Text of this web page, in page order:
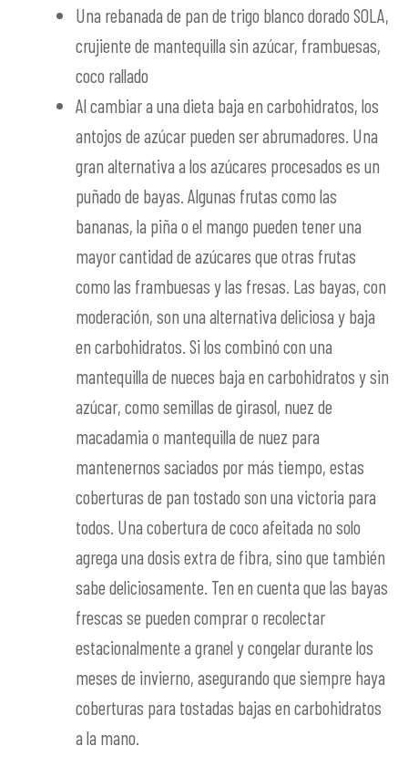
Una rebanada de pan de trigo blanco dorado SOLA,
crujiente de mantequilla sin azúcar, frambuesas,
coco rallado
Al cambiar a una dieta baja en carbohidratos, los
antojos de azúcar pueden ser abrumadores. Una
gran alternativa a los azúcares procesados es un
puñado de bayas. Algunas frutas como las
bananas, la piña o el mango pueden tener una
mayor cantidad de azúcares que otras frutas
como las frambuesas y las fresas. Las bayas, con
moderación, son una alternativa deliciosa y baja
en carbohidratos. Si los combinó con una
mantequilla de nueces baja en carbohidratos y sin
azúcar, como semillas de girasol, nuez de
macadamia o mantequilla de nuez para
mantenernos saciados por más tiempo, estas
coberturas de pan tostado son una victoria para
todos. Una cobertura de coco afeitada no solo
agrega una dosis extra de fibra, sino que también
sabe deliciosamente. Ten en cuenta que las bayas
frescas se pueden comprar o recolectar
estacionalmente a granel y congelar durante los
meses de invierno, asegurando que siempre haya
coberturas para tostadas bajas en carbohidratos
a la mano.